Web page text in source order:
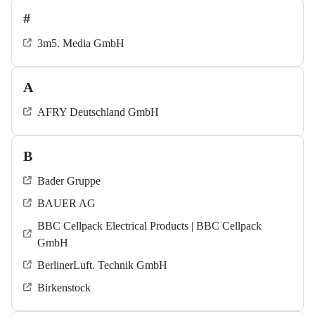
#
3m5. Media GmbH
A
AFRY Deutschland GmbH
B
Bader Gruppe
BAUER AG
BBC Cellpack Electrical Products | BBC Cellpack
GmbH
BerlinerLuft. Technik GmbH
Birkenstock